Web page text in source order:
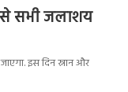
से सभी जलाशय
इस दिन स्नान और